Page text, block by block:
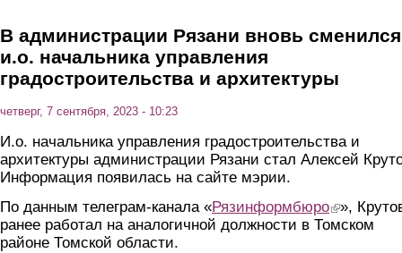
В администрации Рязани вновь сменился
и.о. начальника управления
градостроительства и архитектуры
четверг, 7 сентября, 2023 - 10:23
И.о. начальника управления градостроительства и
архитектуры администрации Рязани стал Алексей
Информация появилась на сайте мэрии.
По данным телеграм-канала «Рязинформбюро(link is
»,
ранее работал на аналогичной должности в Томском
районе Томской области.